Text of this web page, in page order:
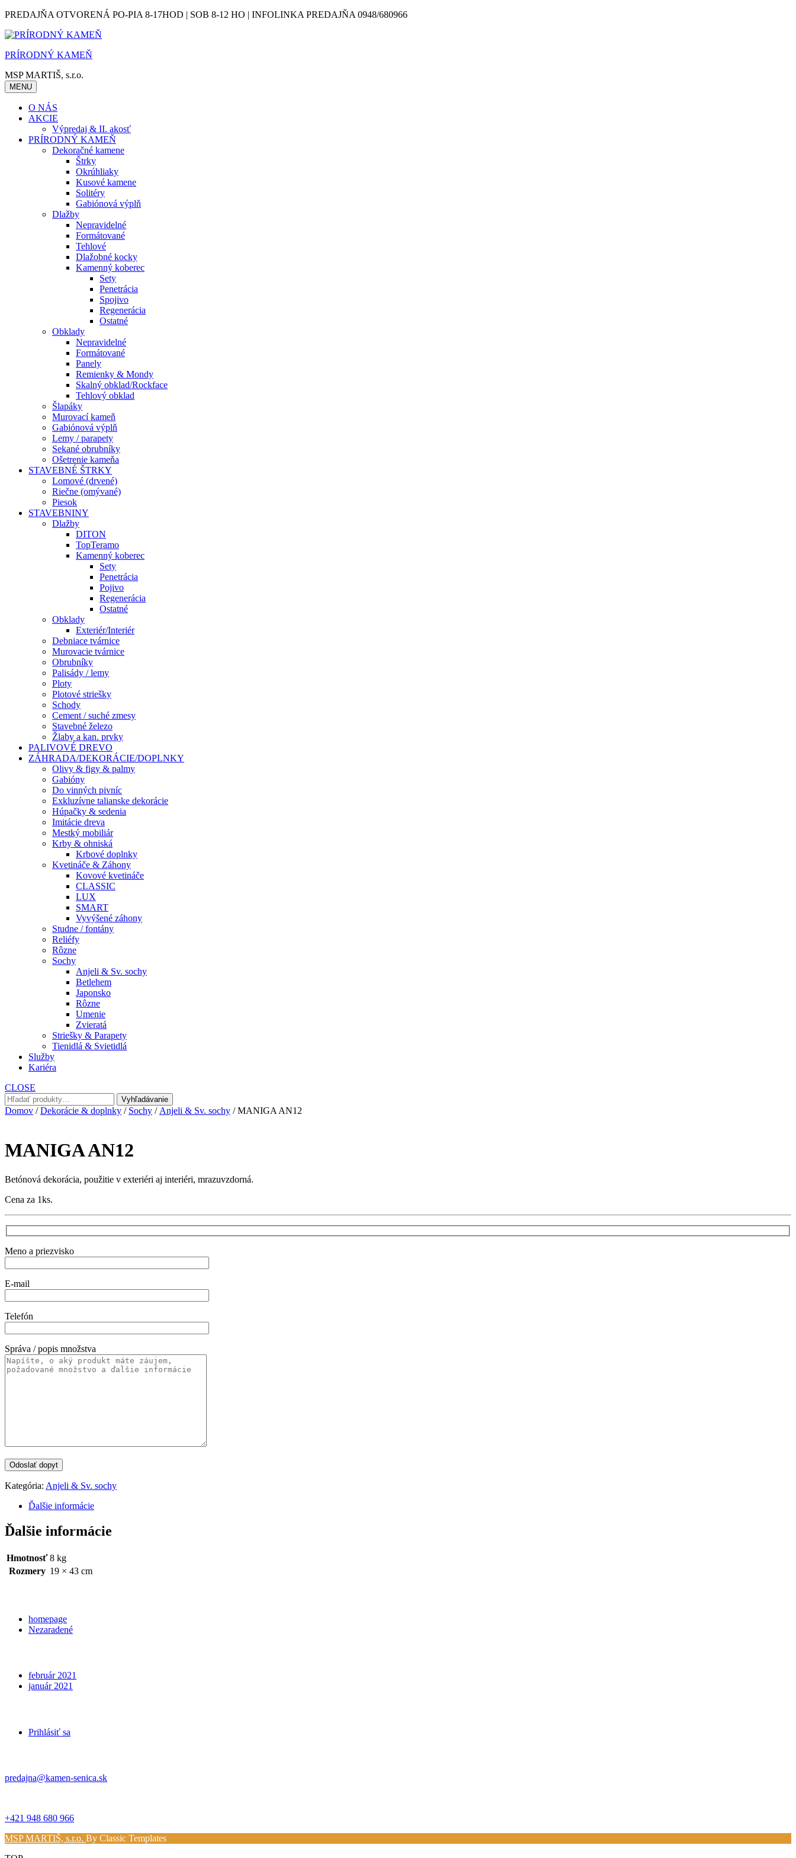
Skip
content
PREDAJŇA OTVORENÁ PO-PIA 8-17HOD | SOB 8-12 HO | INFOLINKA PREDAJŇA 0948/680966
PRÍRODNÝ KAMEŇ
MSP MARTIŠ, s.r.o.
MENU
O NÁS
AKCIE
Výpredaj & II. akosť
PRÍRODNÝ KAMEŇ
Dekoračné kamene
Štrky
Okrúhliaky
Kusové kamene
Solitéry
Gabiónová výplň
Dlažby
Nepravidelné
Formátované
Tehlové
Dlažobné kocky
Kamenný koberec
Sety
Penetrácia
Spojivo
Regenerácia
Ostatné
Obklady
Nepravidelné
Formátované
Panely
Remienky & Mondy
Skalný obklad/Rockface
Tehlový obklad
Šlapáky
Murovací kameň
Gabiónová výplň
Lemy / parapety
Sekané obrubníky
Ošetrenie kameňa
STAVEBNÉ ŠTRKY
Lomové (drvené)
Riečne (omývané)
Piesok
STAVEBNINY
Dlažby
DITON
TopTeramo
Kamenný koberec
Sety
Penetrácia
Pojivo
Regenerácia
Ostatné
Obklady
Exteriér/Interiér
Debniace tvárnice
Murovacie tvárnice
Obrubníky
Palisády / lemy
Ploty
Plotové striešky
Schody
Cement / suché zmesy
Stavebné železo
Žlaby a kan. prvky
PALIVOVÉ DREVO
ZÁHRADA/DEKORÁCIE/DOPLNKY
Olivy & figy & palmy
Gabióny
Do vinných pivníc
Exkluzívne talianske dekorácie
Húpačky & sedenia
Imitácie dreva
Mestký mobiliár
Krby & ohniská
Krbové doplnky
Kvetináče & Záhony
Kovové kvetináče
CLASSIC
LUX
SMART
Vyvýšené záhony
Studne / fontány
Reliéfy
Rôzne
Sochy
Anjeli & Sv. sochy
Betlehem
Japonsko
Rôzne
Umenie
Zvieratá
Striešky & Parapety
Tienidlá & Svietidlá
Služby
Kariéra
CLOSE
Hľadať:
Vyhľadávanie
Domov /Dekorácie & doplnky / Sochy / Anjeli & Sv. sochy / MANIGA AN12
MANIGA AN12
Betónová dekorácia, použitie v exteriéri aj interiéri, mrazuvzdorná.
Cena za 1ks.
Meno a priezvisko
E-mail
Telefón
Správa / popis množstva
Kategória: Anjeli & Sv. sochy
Ďalšie informácie
Ďalšie informácie
Hmotnosť 8 kg
Rozmery 19 × 43 cm
homepage
Nezaradené
február 2021
január 2021
Prihlásiť sa
predajna@kamen-senica.sk
+421 948 680 966
MSP MARTIŠ, s.r.o. By Classic Templates